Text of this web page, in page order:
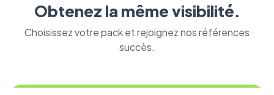
Obtenez la même visibilité.
Choisissez votre pack et rejoignez nos références
succès.